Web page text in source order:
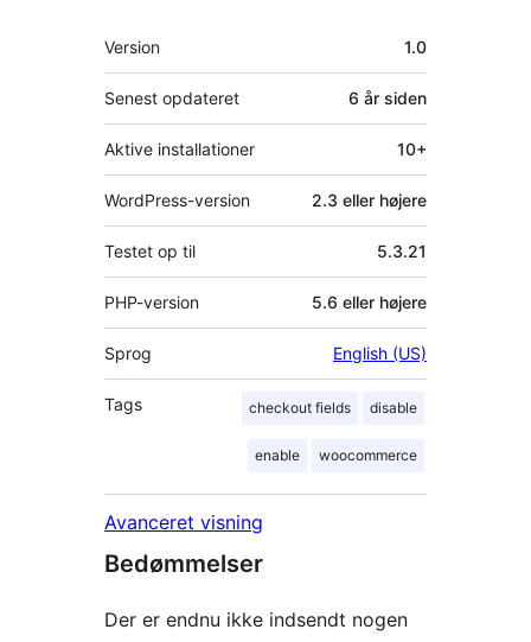
Meta
Version 1.0
Senest opdateret 6 år siden
Aktive installationer 10+
WordPress-version 2.3 eller højere
Testet op til 5.3.21
PHP-version 5.6 eller højere
Sprog English (US)
Tags checkout fields disable
enable woocommerce
Avanceret visning
Bedømmelser
Der er endnu ikke indsendt nogen